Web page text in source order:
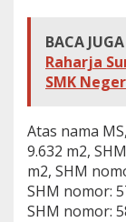
BACA
Raharja
SMK
Atas nama
9.632 m2,
m2, SHM
SHM nomor:
SHM nomor: